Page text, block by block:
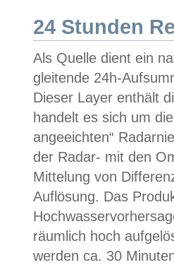
24 Stunden
Als Quelle dient ein
gleitende 24h-
Dieser Layer enthält
handelt es sich um
angeeichten“
der Radar- mit den
Mittelung von
Auflösung. Das
räumlich hoch
werden ca. 30